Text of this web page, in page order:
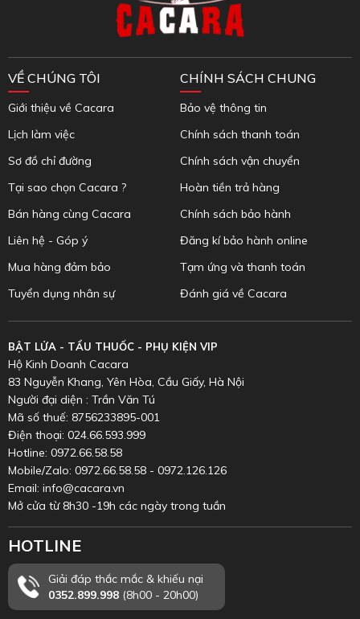
VỀ CHÚNG TÔI
Giới thiệu về Cacara
Lịch làm việc
Sơ đồ chỉ đường
Tại sao chọn Cacara ?
Bán hàng cùng Cacara
Liên hệ - Góp ý
Mua hàng đảm bảo
Tuyển dụng nhân sự
CHÍNH SÁCH CHUNG
Bảo vệ thông tin
Chính sách thanh toán
Chính sách vận chuyển
Hoàn tiền trả hàng
Chính sách bảo hành
Đăng kí bảo hành online
Tạm ứng và thanh toán
Đánh giá về Cacara
BẬT LỬA - TẨU THUỐC - PHỤ KIỆN VIP
Hộ Kinh Doanh Cacara
83 Nguyễn Khang, Yên Hòa, Cầu Giấy, Hà Nội
Người đại diện : Trần Văn Tú
Mã số thuế: 8756233895-001
Điện thoại: 024.66.593.999
Hotline: 0972.66.58.58
Mobile/Zalo: 0972.66.58.58 - 0972.126.126
Email: info@cacara.vn
Mở cửa từ 8h30 -19h các ngày trong tuần
HOTLINE
Giải đáp thắc mắc & khiếu nại
0352.899.998 (8h00 - 20h00)